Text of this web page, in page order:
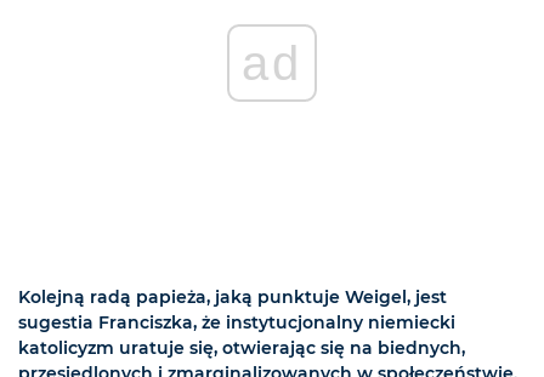
ad
Kolejną radą papieża, jaką punktuje Weigel, jest
sugestia Franciszka, że instytucjonalny niemiecki
katolicyzm uratuje się, otwierając się na biednych,